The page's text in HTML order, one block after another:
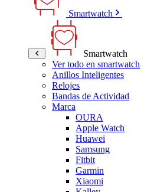
Smartwatch
Smartwatch
Ver todo en smartwatch
Anillos Inteligentes
Relojes
Bandas de Actividad
Marca
OURA
Apple Watch
Huawei
Samsung
Fitbit
Garmin
Xiaomi